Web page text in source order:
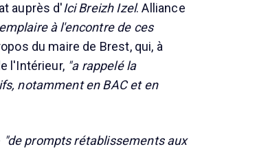
auprès d'Ici Breizh Izel. Alliance
à l'encontre de ces
du maire de Brest, qui, à
l'Intérieur, "a rappelé la
notamment en BAC et en
"de prompts rétablissements aux